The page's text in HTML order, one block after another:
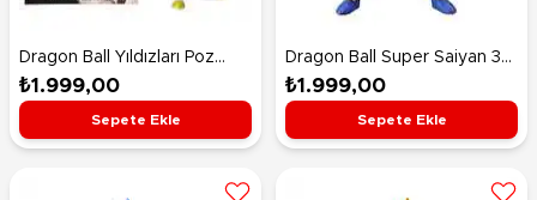
Dragon Ball Yıldızları Poz
Verilebilir Fi̇gürleri̇ 16 Cm
Majin Veget
₺1.999,00
Sepete Ekle
Dragon Ball Super Saiyan 3
Goku Dragon Stars Serisi 17
Cm
₺1.999,00
Sepete Ekle